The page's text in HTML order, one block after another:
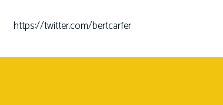
https://twitter.com/bertcarfer